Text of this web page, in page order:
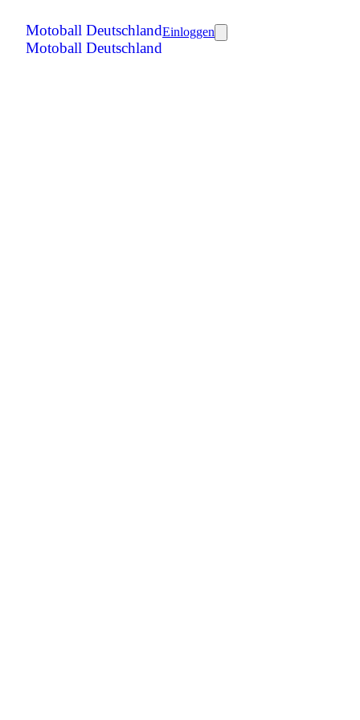
Motoball Deutschland
Motoball Deutschland
Einloggen